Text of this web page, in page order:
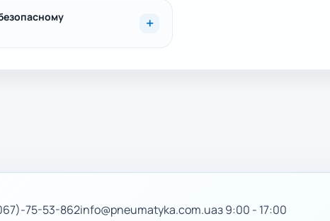
75-53-862info@pneumatyka.com.uaз 9:00 - 17:00